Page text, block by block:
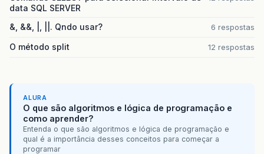
data SQL SERVER
&, &&, |, ||. Qndo usar? 6 respostas
O método split 12 respostas
ALURA
O que são algoritmos e lógica de programação e
como aprender?
Entenda o que são algoritmos e lógica de programação e
qual é a importância desses conceitos para começar a
programar